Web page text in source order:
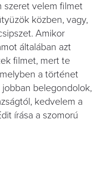
szeret velem filmet
közben, vagy,
Amikor
általában azt
filmet, mert te
a történet
jobban belegondolok,
kedvelem a
írása a szomorú